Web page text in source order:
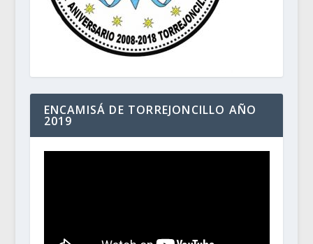
ENCAMISÁ DE TORREJONCILLO AÑO
2019